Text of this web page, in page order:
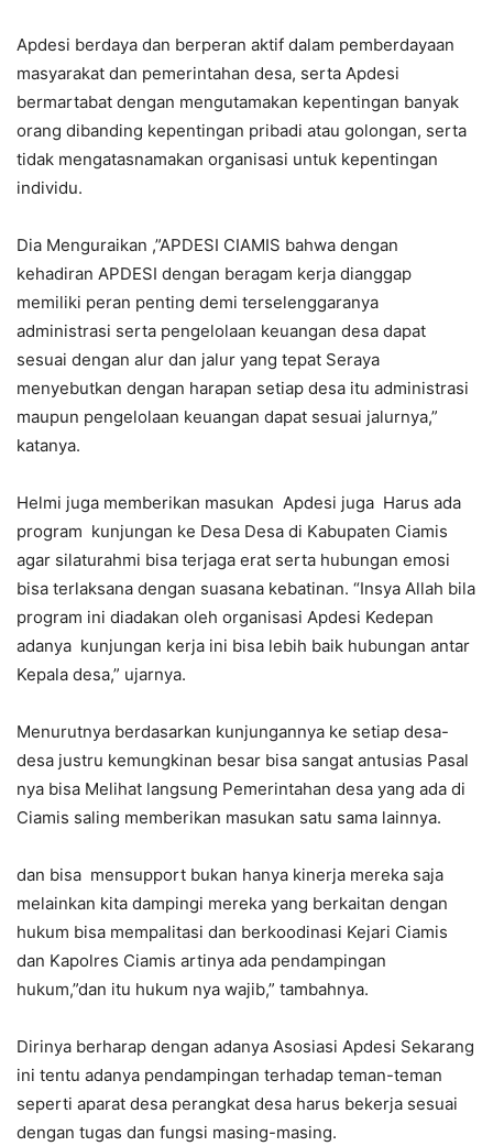
Apdesi berdaya dan berperan aktif dalam pemberdayaan
masyarakat dan pemerintahan desa, serta Apdesi
bermartabat dengan mengutamakan kepentingan banyak
orang dibanding kepentingan pribadi atau golongan, serta
tidak mengatasnamakan organisasi untuk kepentingan
individu.
Dia Menguraikan ,”APDESI CIAMIS bahwa dengan
kehadiran APDESI dengan beragam kerja dianggap
memiliki peran penting demi terselenggaranya
administrasi serta pengelolaan keuangan desa dapat
sesuai dengan alur dan jalur yang tepat Seraya
menyebutkan dengan harapan setiap desa itu administrasi
maupun pengelolaan keuangan dapat sesuai jalurnya,”
katanya.
Helmi juga memberikan masukan Apdesi juga Harus ada
program kunjungan ke Desa Desa di Kabupaten Ciamis
agar silaturahmi bisa terjaga erat serta hubungan emosi
bisa terlaksana dengan suasana kebatinan. “Insya Allah bila
program ini diadakan oleh organisasi Apdesi Kedepan
adanya kunjungan kerja ini bisa lebih baik hubungan antar
Kepala desa,” ujarnya.
Menurutnya berdasarkan kunjungannya ke setiap desa-
desa justru kemungkinan besar bisa sangat antusias Pasal
nya bisa Melihat langsung Pemerintahan desa yang ada di
Ciamis saling memberikan masukan satu sama lainnya.
dan bisa mensupport bukan hanya kinerja mereka saja
melainkan kita dampingi mereka yang berkaitan dengan
hukum bisa mempalitasi dan berkoodinasi Kejari Ciamis
dan Kapolres Ciamis artinya ada pendampingan
hukum,”dan itu hukum nya wajib,” tambahnya.
Dirinya berharap dengan adanya Asosiasi Apdesi Sekarang
ini tentu adanya pendampingan terhadap teman-teman
seperti aparat desa perangkat desa harus bekerja sesuai
dengan tugas dan fungsi masing-masing.